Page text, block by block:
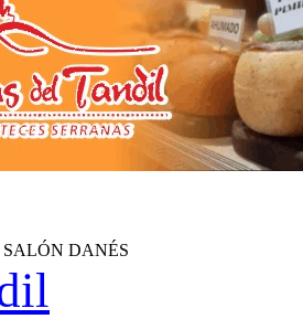
DANÉS